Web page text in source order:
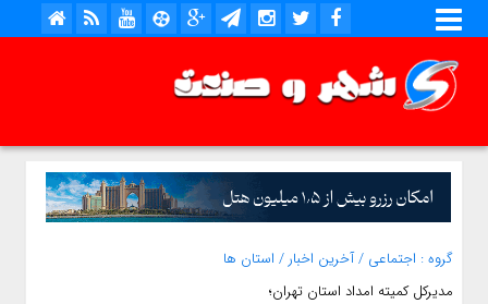
گروه : اجتماعی /آخرین اخبار / استان ها
مدیرکل کمیته امداد استان تهران؛